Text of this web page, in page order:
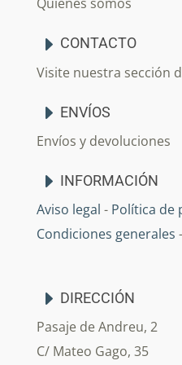
CONTACTO
Visite nuestra sección
ENVÍOS
Envíos y devoluciones
INFORMACIÓN
Aviso legal - Política de
Condiciones generales -
DIRECCIÓN
Pasaje de Andreu, 2
C/ Mateo Gago, 35